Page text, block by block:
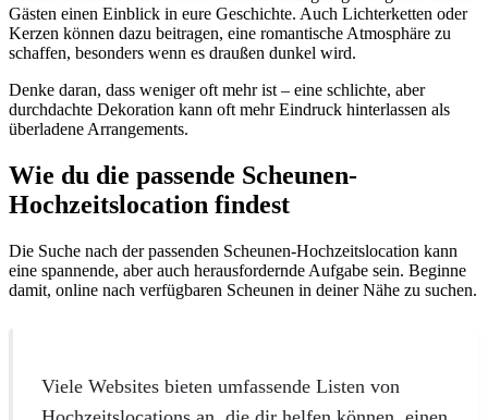
Gästen einen Einblick in eure Geschichte. Auch Lichterketten oder
Kerzen können dazu beitragen, eine romantische Atmosphäre zu
schaffen, besonders wenn es draußen dunkel wird.
Denke daran, dass weniger oft mehr ist – eine schlichte, aber
durchdachte Dekoration kann oft mehr Eindruck hinterlassen als
überladene Arrangements.
Wie du die passende Scheunen-
Hochzeitslocation findest
Die Suche nach der passenden Scheunen-Hochzeitslocation kann
eine spannende, aber auch herausfordernde Aufgabe sein. Beginne
damit, online nach verfügbaren Scheunen in deiner Nähe zu suchen.
Viele Websites bieten umfassende Listen von